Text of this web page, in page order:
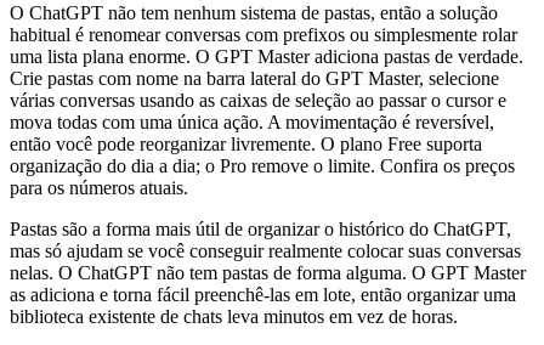
O ChatGPT não tem nenhum sistema de pastas, então a solução
habitual é renomear conversas com prefixos ou simplesmente rolar
uma lista plana enorme. O GPT Master adiciona pastas de verdade.
Crie pastas com nome na barra lateral do GPT Master, selecione
várias conversas usando as caixas de seleção ao passar o cursor e
mova todas com uma única ação. A movimentação é reversível,
então você pode reorganizar livremente. O plano Free suporta
organização do dia a dia; o Pro remove o limite. Confira os preços
para os números atuais.
Pastas são a forma mais útil de organizar o histórico do ChatGPT,
mas só ajudam se você conseguir realmente colocar suas conversas
nelas. O ChatGPT não tem pastas de forma alguma. O GPT Master
as adiciona e torna fácil preenchê-las em lote, então organizar uma
biblioteca existente de chats leva minutos em vez de horas.